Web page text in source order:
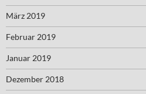
März 2019
Februar 2019
Januar 2019
Dezember 2018